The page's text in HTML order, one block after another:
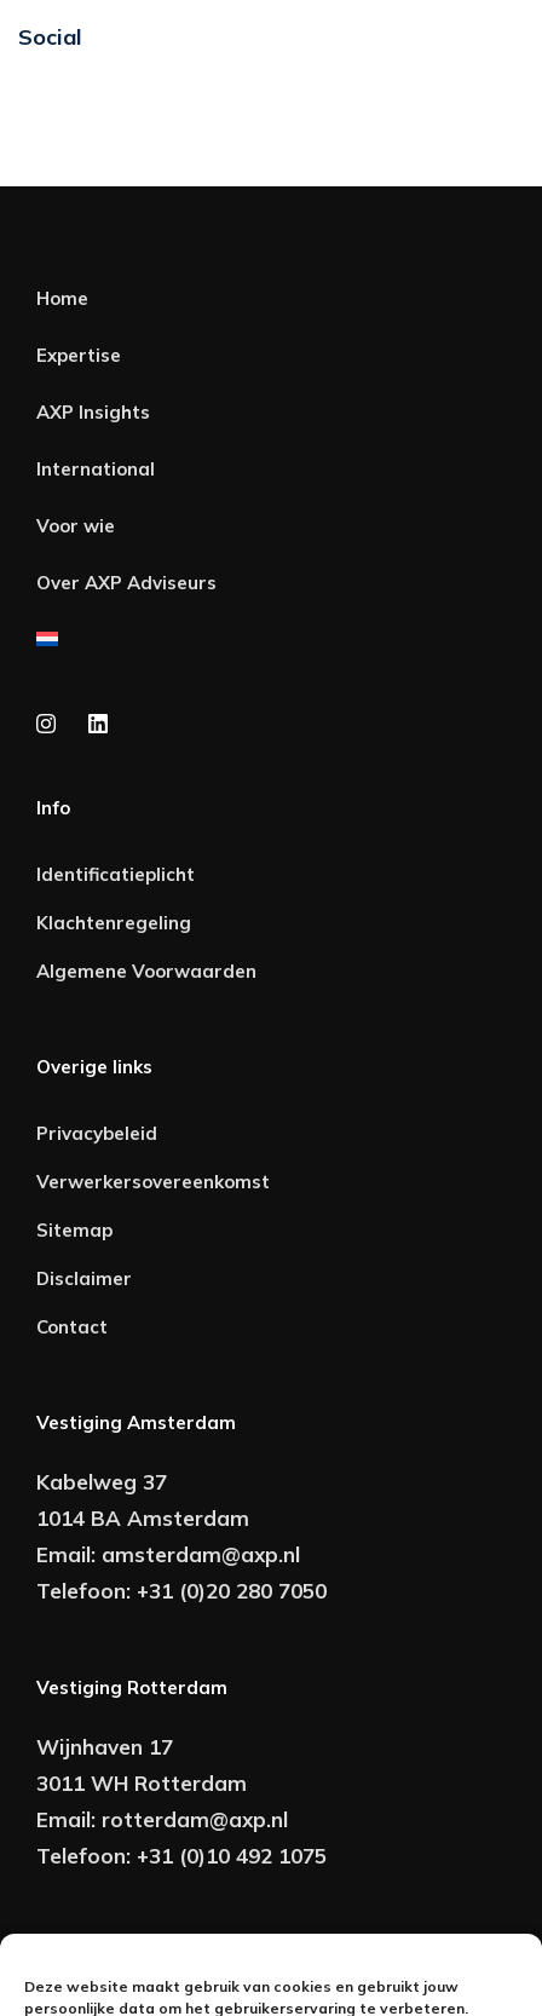
Deze website maakt gebruik van cookies en gebruikt jouw
persoonlijke data om het gebruikerservaring te verbeteren.
Social
Home
Expertise
AXP Insights
International
Voor wie
Over AXP Adviseurs
Info
Identificatieplicht
Klachtenregeling
Algemene Voorwaarden
Overige links
Privacybeleid
Verwerkersovereenkomst
Sitemap
Disclaimer
Contact
Vestiging Amsterdam
Kabelweg 37
1014 BA Amsterdam
Email: amsterdam@axp.nl
Telefoon: +31 (0)20 280 7050
Vestiging Rotterdam
Wijnhaven 17
3011 WH Rotterdam
Email: rotterdam@axp.nl
Telefoon: +31 (0)10 492 1075
Onderhoud: